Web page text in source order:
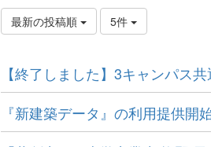
最新の投稿順 5件
【終了しました】3キャンパス
『新建築データ』の利用提供開